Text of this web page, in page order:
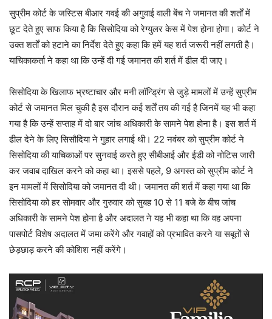
सुप्रीम कोर्ट के जस्टिस बीआर गवई की अगुवाई वाली बेंच ने जमानत की शर्तों में
छूट देते हुए साफ किया है कि सिसोदिया को रेग्युलर केस में पेश होना होगा। कोर्ट ने
उक्त शर्तों को हटाने का निर्देश देते हुए कहा कि हमें यह शर्त जरूरी नहीं लगती है।
याचिकाकर्ता ने कहा था कि उन्हें दी गई जमानत की शर्त में ढील दी जाए।
सिसोदिया के खिलाफ भ्रष्टाचार और मनी लॉन्ड्रिंग से जुड़े मामलों में उन्हें सुप्रीम
कोर्ट से जमानत मिल चुकी है इस दौरान कई शर्तें तय की गई है जिनमें यह भी कहा
गया है कि उन्हें सप्ताह में दो बार जांच अधिकारी के सामने पेश होना है। इस शर्त में
ढील देने के लिए सिसौदिया ने गुहार लगाई थी। 22 नवंबर को सुप्रीम कोर्ट ने
सिसोदिया की याचिकाओं पर सुनवाई करते हुए सीबीआई और ईडी को नोटिस जारी
कर जवाब दाखिल करने को कहा था। इससे पहले, 9 अगस्त को सुप्रीम कोर्ट ने
इन मामलों में सिसोदिया को जमानत दी थी। जमानत की शर्त में कहा गया था कि
सिसोदिया को हर सोमवार और गुरुवार को सुबह 10 से 11 बजे के बीच जांच
अधिकारी के सामने पेश होना है और अदालत ने यह भी कहा था कि वह अपना
पासपोर्ट विशेष अदालत में जमा करेंगे और गवाहों को प्रभावित करने या सबूतों से
छेड़छाड़ करने की कोशिश नहीं करेंगे।